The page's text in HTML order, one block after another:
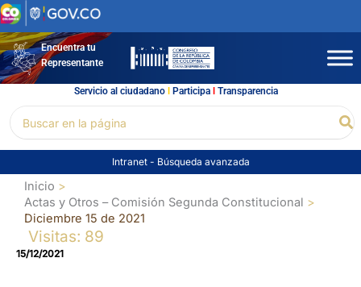
Ir
al
contenidoEncuentra tu
Representante
Servicio al ciudadano l Participal Transparencia
por:
Intranet - Búsqueda avanzada
Inicio
Actas y Otros – Comisión Segunda Constitucional
Diciembre 15 de 2021
Visitas: 89
15/12/2021